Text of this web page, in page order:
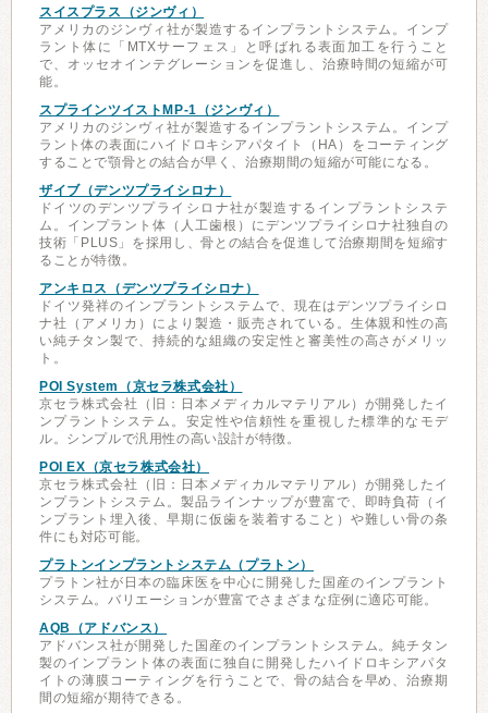
スイスプラス（ジンヴィ）
アメリカのジンヴィ社が製造するインプラントシステム。インプ
ラント体に「MTXサーフェス」と呼ばれる表面加工を行うこと
で、オッセオインテグレーションを促進し、治療時間の短縮が可
能。
スプラインツイストMP-1（ジンヴィ）
アメリカのジンヴィ社が製造するインプラントシステム。インプ
ラント体の表面にハイドロキシアパタイト（HA）をコーティング
することで顎骨との結合が早く、治療期間の短縮が可能になる。
ザイブ（デンツプライシロナ）
ドイツのデンツプライシロナ社が製造するインプラントシステ
ム。インプラント体（人工歯根）にデンツプライシロナ社独自の
技術「PLUS」を採用し、骨との結合を促進して治療期間を短縮す
ることが特徴。
アンキロス（デンツプライシロナ）
ドイツ発祥のインプラントシステムで、現在はデンツプライシロ
ナ社（アメリカ）により製造・販売されている。生体親和性の高
い純チタン製で、持続的な組織の安定性と審美性の高さがメリッ
ト。
POI System（京セラ株式会社）
京セラ株式会社（旧：日本メディカルマテリアル）が開発したイ
ンプラントシステム。安定性や信頼性を重視した標準的なモデ
ル。シンプルで汎用性の高い設計が特徴。
POI EX（京セラ株式会社）
京セラ株式会社（旧：日本メディカルマテリアル）が開発したイ
ンプラントシステム。製品ラインナップが豊富で、即時負荷（イ
ンプラント埋入後、早期に仮歯を装着すること）や難しい骨の条
件にも対応可能。
プラトンインプラントシステム（プラトン）
プラトン社が日本の臨床医を中心に開発した国産のインプラント
システム。バリエーションが豊富でさまざまな症例に適応可能。
AQB（アドバンス）
アドバンス社が開発した国産のインプラントシステム。純チタン
製のインプラント体の表面に独自に開発したハイドロキシアパタ
イトの薄膜コーティングを行うことで、骨の結合を早め、治療期
間の短縮が期待できる。